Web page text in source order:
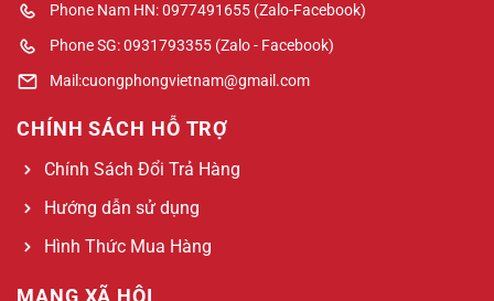
Phone Nam HN: 0977491655 (Zalo-Facebook)
Phone SG: 0931793355 (Zalo - Facebook)
Mail:cuongphongvietnam@gmail.com
CHÍNH SÁCH HỖ TRỢ
Chính Sách Đổi Trả Hàng
Hướng dẫn sử dụng
Hình Thức Mua Hàng
MẠNG XÃ HỘI